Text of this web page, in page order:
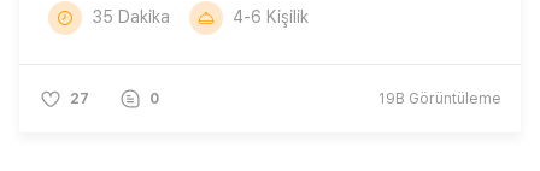
35 Dakika 4-6 Kişilik
27 0 19B Görüntüleme